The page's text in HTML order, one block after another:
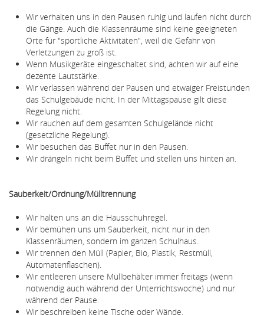
Wir verhalten uns in den Pausen ruhig und laufen nicht durch
die Gänge. Auch die Klassenräume sind keine geeigneten
Orte für "sportliche Aktivitäten", weil die Gefahr von
Verletzungen zu groß ist.
Wenn Musikgeräte eingeschaltet sind, achten wir auf eine
dezente Lautstärke.
Wir verlassen während der Pausen und etwaiger Freistunden
das Schulgebäude nicht. In der Mittagspause gilt diese
Regelung nicht.
Wir rauchen auf dem gesamten Schulgelände nicht
(gesetzliche Regelung).
Wir besuchen das Buffet nur in den Pausen.
Wir drängeln nicht beim Buffet und stellen uns hinten an.
Sauberkeit/Ordnung/Mülltrennung
Wir halten uns an die Hausschuhregel.
Wir bemühen uns um Sauberkeit, nicht nur in den
Klassenräumen, sondern im ganzen Schulhaus.
Wir trennen den Müll (Papier, Bio, Plastik, Restmüll,
Automatenflaschen).
Wir entleeren unsere Müllbehälter immer freitags (wenn
notwendig auch während der Unterrichtswoche) und nur
während der Pause.
Wir beschreiben keine Tische oder Wände.